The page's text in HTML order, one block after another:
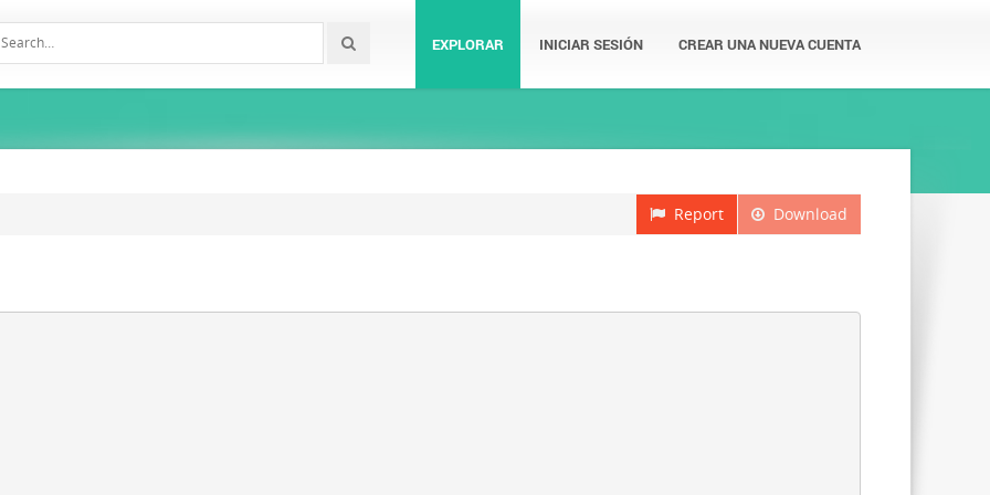
EXPLORAR INICIAR SESIÓN CREAR UNA NUEVA CUENTA
Download
Report